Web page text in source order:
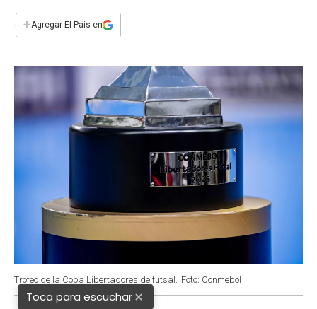
e
b
k
s
p
t
i
l
+Agregar El País en
Trofeo de la Copa Libertadores de futsal. Foto: Conmebol
Toca para escuchar×